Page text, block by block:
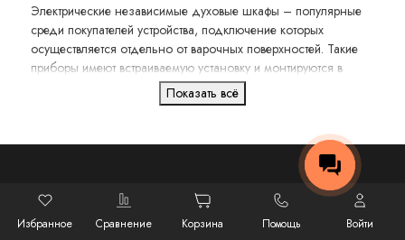
Электрические независимые духовые шкафы – популярные
среди покупателей устройства, подключение которых
осуществляется отдельно от варочных поверхностей. Такие
приборы имеют встраиваемую установку и монтируются в
мебель. Духовой независимый шкаф – современная,
многофункциональная и безопасная альтернатива плиты. С
йогурты, тесто, выпечку, мясо, овощи и другие продукты,
причём разными способами тепловой обработки.
Показать всё
8 (800) 775-82-72
Избранное Сравнение Корзина Помощь Войти